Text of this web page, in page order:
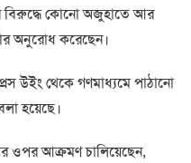
বিরুদ্ধে কোনো অজুহাতে আর
অনুরোধ করেছেন।
উইং থেকে গণমাধ্যমে পাঠানো
হয়েছে।
ওপর আক্রমণ চালিয়েছেন,